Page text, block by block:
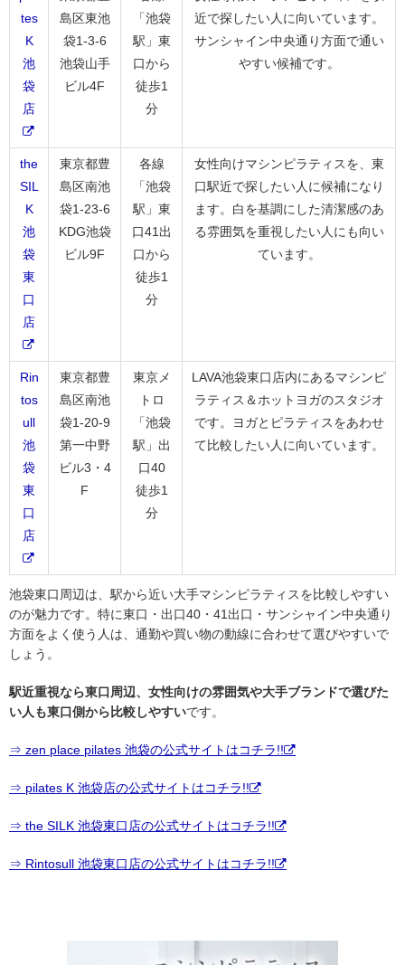
tes
K
池
袋
店
島区東池
袋1-3-6
池袋山手
ビル4F
「池袋
駅」東
口から
徒歩1
分
近で探したい人に向いています。
サンシャイン中央通り方面で通い
やすい候補です。
the
SIL
K
池
袋
東
口
店
東京都豊
島区南池
袋1-23-6
KDG池袋
ビル9F
各線
「池袋
駅」東
口41出
口から
徒歩1
分
女性向けマシンピラティスを、東
口駅近で探したい人に候補になり
ます。白を基調にした清潔感のあ
る雰囲気を重視したい人にも向い
ています。
Rin
tos
ull
池
袋
東
口
店
東京都豊
島区南池
袋1-20-9
第一中野
ビル3・4
F
東京メ
トロ
「池袋
駅」出
口40
徒歩1
分
LAVA池袋東口店内にあるマシンピ
ラティス＆ホットヨガのスタジオ
です。ヨガとピラティスをあわせ
て比較したい人に向いています。
池袋東口周辺は、駅から近い大手マシンピラティスを比較しやすい
のが魅力です。特に東口・出口40・41出口・サンシャイン中央通り
方面をよく使う人は、通勤や買い物の動線に合わせて選びやすいで
しょう。
駅近重視なら東口周辺、女性向けの雰囲気や大手ブランドで選びた
い人も東口側から比較しやすいです。
⇒ zen place pilates 池袋の公式サイトはコチラ!!
⇒ pilates K 池袋店の公式サイトはコチラ!!
⇒ the SILK 池袋東口店の公式サイトはコチラ!!
⇒ Rintosull 池袋東口店の公式サイトはコチラ!!